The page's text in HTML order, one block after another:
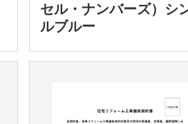
セル・ナンバーズ）シ
ルブルー